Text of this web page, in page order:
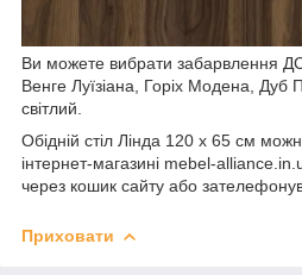
Ви можете вибрати забарвлення
Венге Луїзіана, Горіх Модена,
світлий.
Обідній стіл Лінда 120 х 65 см
інтернет-магазині mebel-
через кошик сайту або
Приховати